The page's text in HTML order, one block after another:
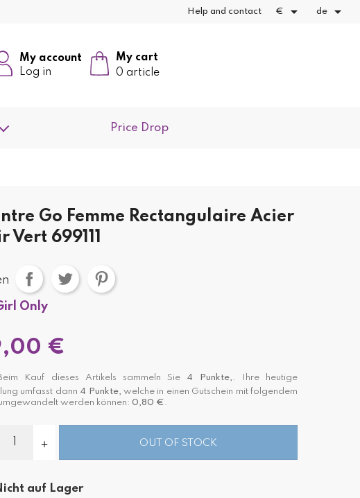
Help and contact €  de 
My cart
0 article
My account
Log in
Price Drop
Go Femme Rectangulaire Acier
Vert 699111
Only
€
Kauf dieses Artikels sammeln Sie 4 Punkte, . Ihre heutige
umfasst dann 4 Punkte, welche in einen Gutschein mit folgendem
werden können: 0,80 € .
OUT OF STOCK
auf Lager